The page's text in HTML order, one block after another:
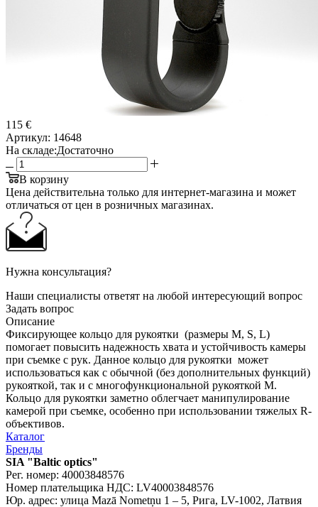
115 €
Артикул: 14648
На складе:Достаточно
В корзину
Цена действительна только для интернет-магазина и может
отличаться от цен в розничных магазинах.
Нужна консультация?
Наши специалисты ответят на любой интересующий вопрос
Задать вопрос
Описание
Фиксирующее кольцо для рукоятки (размеры M, S, L)
помогает повысить надежность хвата и устойчивость камеры
при съемке с рук. Данное кольцо для рукоятки может
использоваться как с обычной (без дополнительных функций)
рукояткой, так и с многофункциональной рукояткой M.
Кольцо для рукоятки заметно облегчает манипулирование
камерой при съемке, особенно при использовании тяжелых R-
объективов.
Каталог
Бренды
SIA "Baltic optics"
Рег. номер: 40003848576
Номер плательщика НДС: LV40003848576
Юр. адрес: улица Mazā Nometņu 1 – 5, Рига, LV-1002, Латвия